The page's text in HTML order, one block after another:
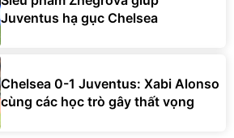
Juventus hạ gục Chelsea
Chelsea 0-1 Juventus: Xabi Alonso
cùng các học trò gây thất vọng